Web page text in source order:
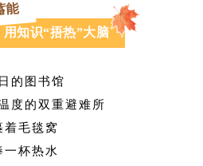
能
用知识“捂热”大脑
的图书馆
度的双重避难所
着毛毯窝
一杯热水